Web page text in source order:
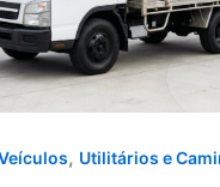
, Utilitários e